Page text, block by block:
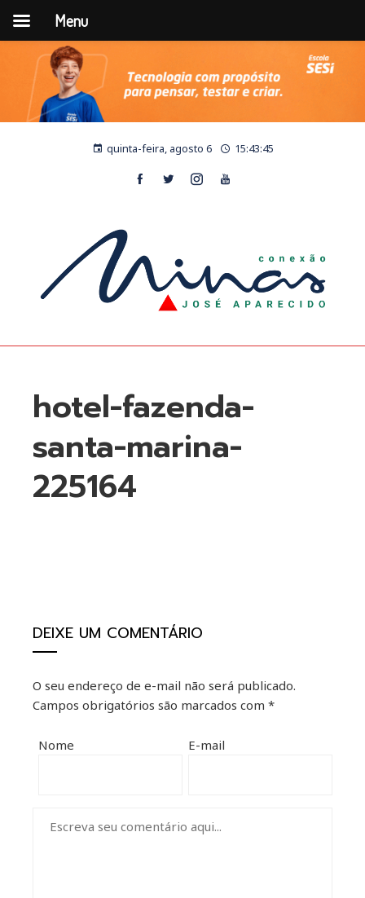
quinta-feira, agosto 6 15:43:45
hotel-fazenda-
santa-marina-
225164
DEIXE UM COMENTÁRIO
O seu endereço de e-mail não será publicado.
Campos obrigatórios são marcados com *
Nome E-mail
Menu